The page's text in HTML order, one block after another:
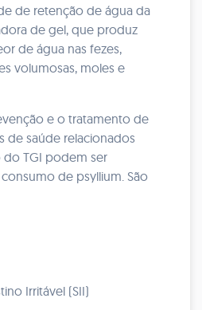
de retenção de água da
de gel, que produz
de água nas fezes,
volumosas, moles e
e o tratamento de
de saúde relacionados
TGI podem ser
de psyllium. São
Irritável (SII)